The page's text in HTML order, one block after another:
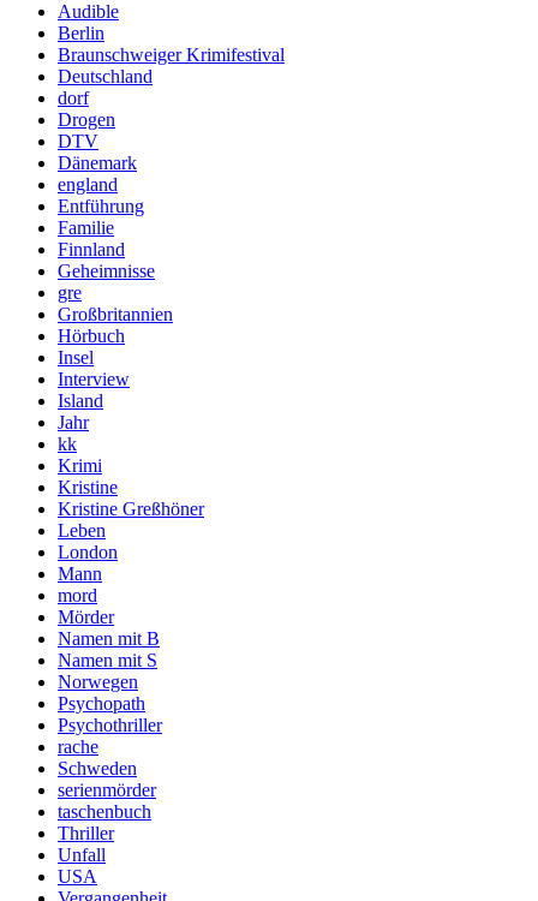
Audible
Berlin
Braunschweiger Krimifestival
Deutschland
dorf
Drogen
DTV
Dänemark
england
Entführung
Familie
Finnland
Geheimnisse
gre
Großbritannien
Hörbuch
Insel
Interview
Island
Jahr
kk
Krimi
Kristine
Kristine Greßhöner
Leben
London
Mann
mord
Mörder
Namen mit B
Namen mit S
Norwegen
Psychopath
Psychothriller
rache
Schweden
serienmörder
taschenbuch
Thriller
Unfall
USA